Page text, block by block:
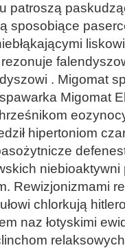
patroszą
sposobiące
. Migomat
Migomat
hipertoniom
Rewizjonizmami
chlorkują
naz łotyskimi